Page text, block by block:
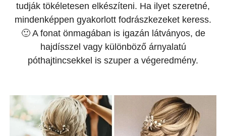
tudják tökéletesen elkészíteni. Ha ilyet szeretné,
mindenképpen gyakorlott fodrászkezeket keress.
🙂 A fonat önmagában is igazán látványos, de
hajdísszel vagy különböző árnyalatú
póthajtincsekkel is szuper a végeredmény.